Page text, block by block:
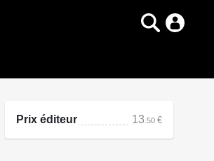
Prix éditeur 13 .50 €